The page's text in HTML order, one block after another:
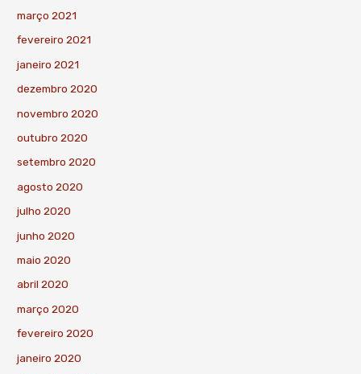
março 2021
fevereiro 2021
janeiro 2021
dezembro 2020
novembro 2020
outubro 2020
setembro 2020
agosto 2020
julho 2020
junho 2020
maio 2020
abril 2020
março 2020
fevereiro 2020
janeiro 2020